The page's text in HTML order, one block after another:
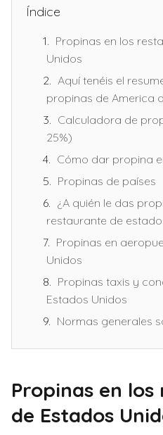
Índice
Propinas en los
Unidos
Aquí tenéis el
propinas de America
Calculadora de
25%)
Cómo dar propina
Propinas de países
¿A quién le das
restaurante de
Propinas en
Unidos
Propinas taxis y
Estados Unidos
Normas generales
Propinas en
de Estados